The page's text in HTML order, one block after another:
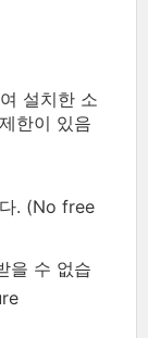
설치한 소
한이 있음
. (No free
을 수 없습